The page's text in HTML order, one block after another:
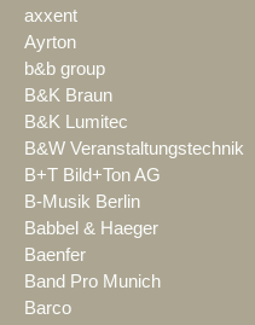
axxent
Ayrton
b&b group
B&K Braun
B&K Lumitec
B&W Veranstaltungstechnik
B+T Bild+Ton AG
B-Musik Berlin
Babbel & Haeger
Baenfer
Band Pro Munich
Barco